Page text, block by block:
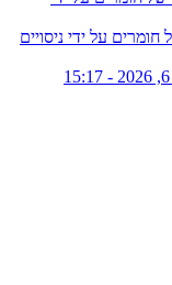
חומרים על ידי ניסויים